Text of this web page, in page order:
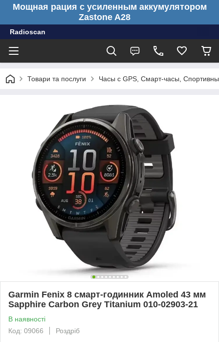
Мощная рация с усиленным аккумулятором
Zastone A28
Radioscan
Товари та послуги Часы с GPS, Смарт-часы,
Garmin Fenix ​​8 смарт-годинник Amoled 43 мм
Sapphire Carbon Grey Titanium 010-02903-21
В наявності
Код: 09066
Роздріб